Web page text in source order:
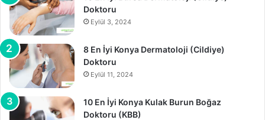
Doktoru
Eylül 3, 2024
8 En İyi Konya Dermatoloji (Cildiye)
Doktoru
Eylül 11, 2024
10 En İyi Konya Kulak Burun Boğaz
Doktoru (KBB)